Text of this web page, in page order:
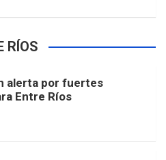
RÍOS
alerta por fuertes
Entre Ríos